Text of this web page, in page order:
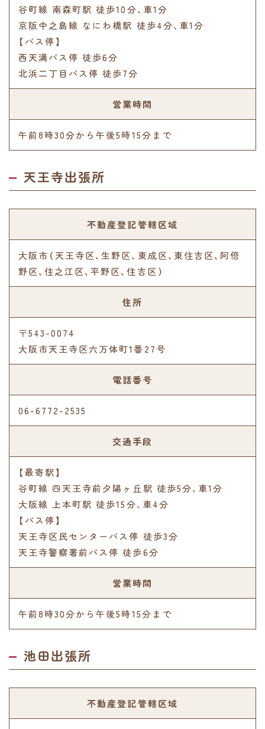
谷町線 南森町駅 徒歩10分､車1分
京阪中之島線 なにわ橋駅 徒歩4分､車1分
【バス停】
西天満バス停 徒歩6分
北浜二丁目バス停 徒歩7分
営業時間
午前8時30分から午後5時15分まで
天王寺出張所
不動産登記管轄区域
大阪市（天王寺区、生野区、東成区、東住吉区、阿倍
野区、住之江区、平野区、住吉区）
住所
〒543-0074
大阪市天王寺区六万体町1番27号
電話番号
06-6772-2535
交通手段
【最寄駅】
谷町線 四天王寺前夕陽ヶ丘駅 徒歩5分､車1分
大阪線 上本町駅 徒歩15分､車4分
【バス停】
天王寺区民センターバス停 徒歩3分
天王寺警察署前バス停 徒歩6分
営業時間
午前8時30分から午後5時15分まで
池田出張所
不動産登記管轄区域